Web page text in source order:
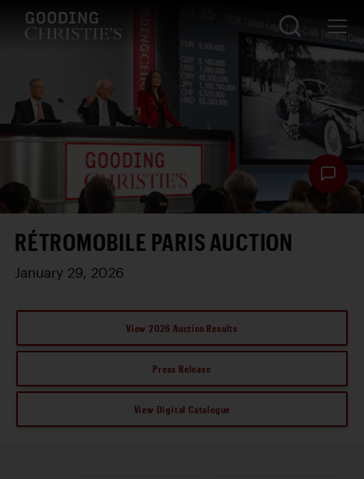
RÉTROMOBILE PARIS AUCTION
January 29, 2026
View 2026 Auction Results
Press Release
View Digital Catalogue